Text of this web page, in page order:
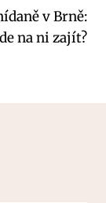
v Brně:
na ni zajít?